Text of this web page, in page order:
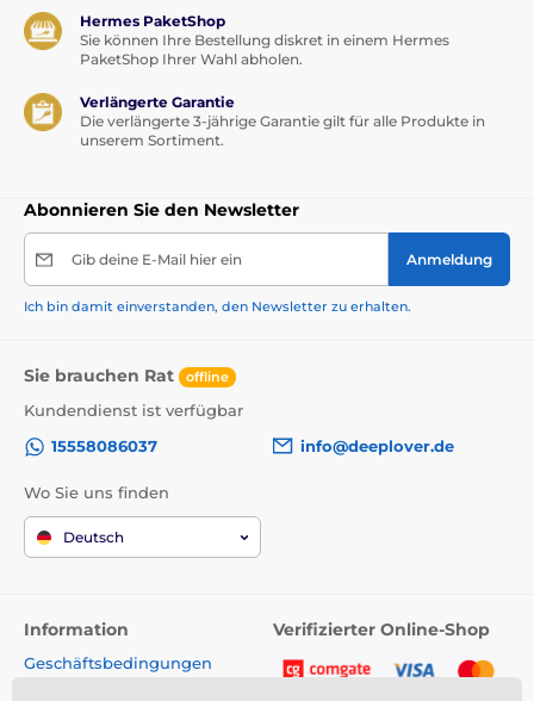
Hermes PaketShop
Sie können Ihre Bestellung diskret in einem Hermes
PaketShop Ihrer Wahl abholen.
Verlängerte Garantie
Die verlängerte 3-jährige Garantie gilt für alle Produkte in
unserem Sortiment.
Abonnieren Sie den Newsletter
Gib deine E-Mail hier ein Anmeldung
Ich bin damit einverstanden, den Newsletter zu erhalten.
Sie brauchen Rat offline
Kundendienst ist verfügbar
15558086037
info@deeplover.de
Wo Sie uns finden
Deutsch
Information
Geschäftsbedingungen
Verifizierter Online-Shop